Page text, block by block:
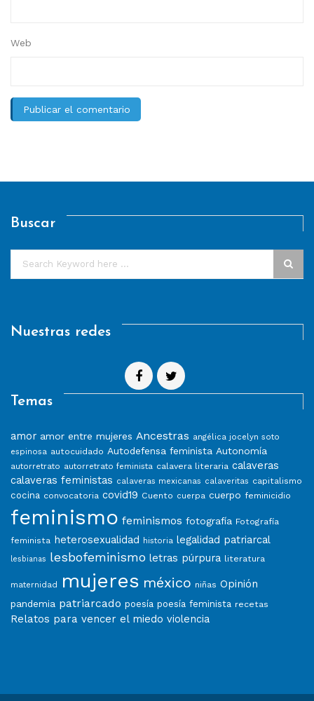
Web
Buscar
Nuestras redes
Temas
amor amor entre mujeres Ancestras angélica jocelyn soto
espinosa autocuidado Autodefensa feminista Autonomía
autorretrato autorretrato feminista calavera literaria calaveras
calaveras feministas calaveras mexicanas calaveritas capitalismo
cocina convocatoria covid19 Cuento cuerpa cuerpo feminicidio
feminismo feminismos fotografía Fotografía
feminista heterosexualidad historia legalidad patriarcal
lesbianas lesbofeminismo letras púrpura literatura
maternidad mujeres méxico niñas Opinión
pandemia patriarcado poesía poesía feminista recetas
Relatos para vencer el miedo violencia